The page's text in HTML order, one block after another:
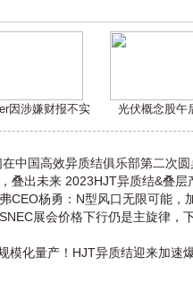
因涉嫌财报不实 光伏概念股午
中国高效异质结俱乐部第二次
叠出未来 2023HJT异质结&叠层
CEO杨勇：N型风口无限可能，
SNEC展会价格下行仍是主旋律，
模化量产！HJT异质结迎来加速